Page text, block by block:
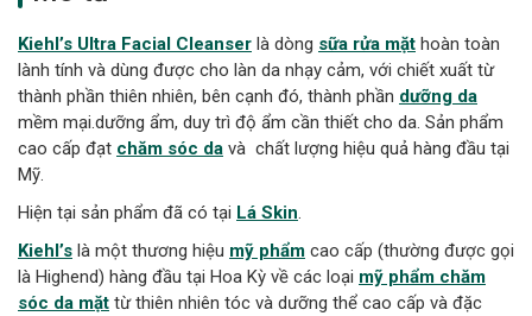
Kiehl’s Ultra Facial Cleanser là dòng sữa rửa mặt hoàn toàn
lành tính và dùng được cho làn da nhạy cảm, với chiết xuất từ
thành phần thiên nhiên, bên cạnh đó, thành phần dưỡng da
mềm mại.dưỡng ẩm, duy trì độ ẩm cần thiết cho da. Sản phẩm
cao cấp đạt chăm sóc da và chất lượng hiệu quả hàng đầu tại
Mỹ.
Hiện tại sản phẩm đã có tại Lá Skin.
Kiehl’s là một thương hiệu mỹ phẩm cao cấp (thường được gọi
là Highend) hàng đầu tại Hoa Kỳ về các loại mỹ phẩm chăm
sóc da mặt từ thiên nhiên tóc và dưỡng thể cao cấp và đặc